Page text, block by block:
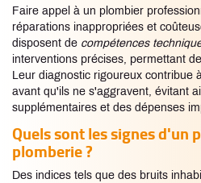
Faire appel à un plombier
réparations inappropriées et
disposent de compétences
interventions précises, permettant
Leur diagnostic rigoureux contribue
avant qu'ils ne s'aggravent, évitant
supplémentaires et des dépenses
Quels sont les signes d'un
plomberie ?
Des indices tels que des bruits